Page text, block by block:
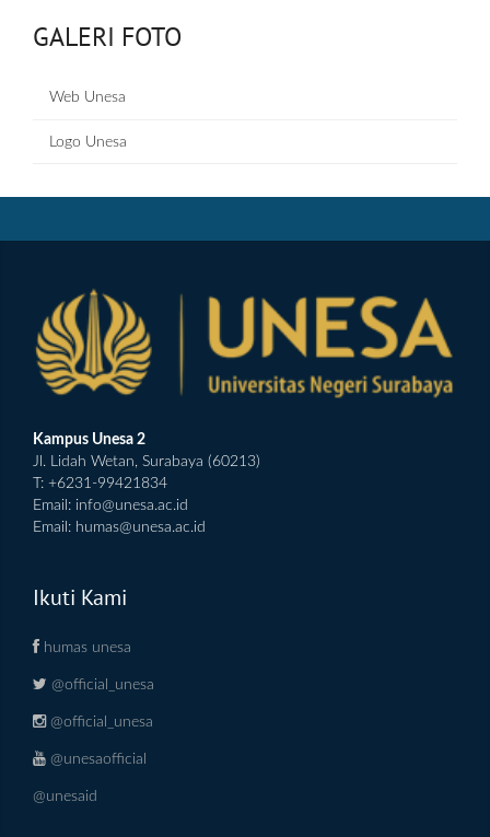
GALERI FOTO
Web Unesa
Logo Unesa
Kampus Unesa 2
Jl. Lidah Wetan, Surabaya (60213)
T: +6231-99421834
Email: info@unesa.ac.id
Email: humas@unesa.ac.id
Ikuti Kami
humas unesa
@official_unesa
@official_unesa
@unesaofficial
@unesaid